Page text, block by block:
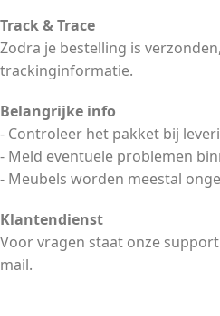
Track & Trace
Zodra je bestelling is
trackinginformatie.
Belangrijke info
- Controleer het pakket bij
- Meld eventuele problemen
- Meubels worden meestal
Klantendienst
Voor vragen staat onze
mail.